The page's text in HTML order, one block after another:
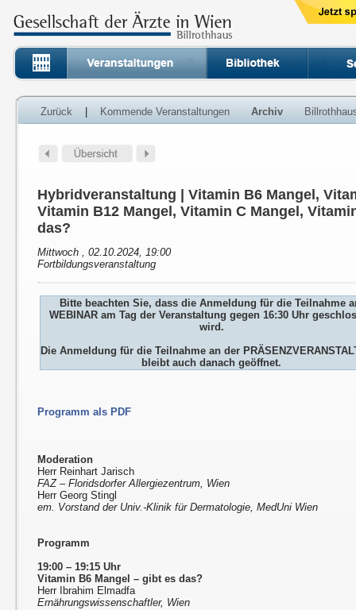
Zurück Kommende Veranstaltungen Archiv
Hybridveranstaltung | Vitamin B6 Mangel,
Vitamin B12 Mangel, Vitamin C Mangel,
das?
Mittwoch , 02.10.2024, 19:00
Fortbildungsveranstaltung
Bitte beachten Sie, dass die Anmeldung für die Teilnahme
WEBINAR am Tag der Veranstaltung gegen 16:30 Uhr
wird.
Die Anmeldung für die Teilnahme an der
bleibt auch danach geöffnet.
Programm als PDF
Moderation
Herr Reinhart Jarisch
FAZ – Floridsdorfer Allergiezentrum, Wien
Herr Georg Stingl
em. Vorstand der Univ.-Klinik für Dermatologie, MedUni Wien
Programm
19:00 – 19:15 Uhr
Vitamin B6 Mangel – gibt es das?
Herr Ibrahim Elmadfa
Ernährungswissenschaftler, Wien